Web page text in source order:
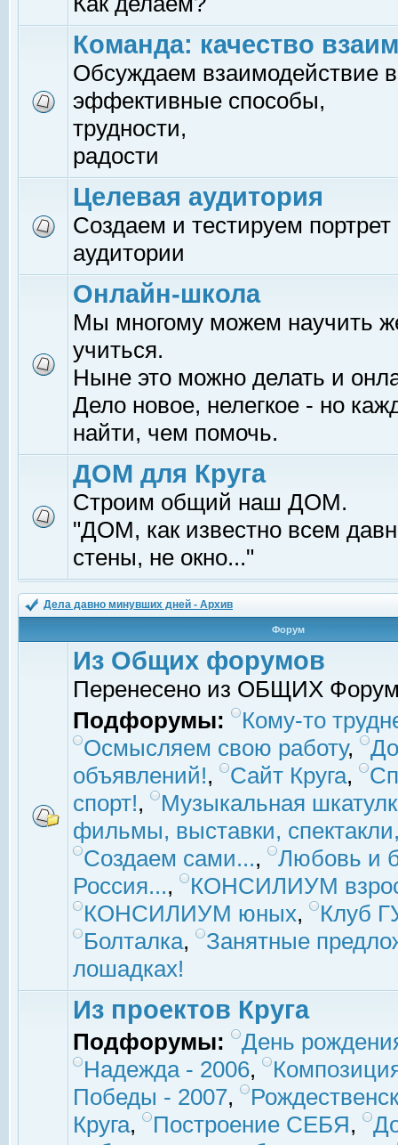
Команда: качество
Обсуждаем взаимодействие
эффективные способы,
трудности,
радости
Целевая аудитория
Создаем и тестируем
аудитории
Онлайн-школа
Мы многому можем научить
учиться.
Ныне это можно делать и
Дело новое, нелегкое - но
найти, чем помочь.
ДОМ для Круга
Строим общий наш ДОМ.
"ДОМ, как известно всем
стены, не окно..."
Дела давно минувших дней - Архив
Форум
Из Общих форумов
Перенесено из ОБЩИХ
Подфорумы:
Кому-то
Осмысляем свою работу,
объявлений!, Сайт Круга,
спорт!,
Музыкальная
фильмы, выставки,
Создаем сами...,
Любовь и
Россия...,
КОНСИЛИУМ
КОНСИЛИУМ юных,
Клуб
Болталка,
Занятные
лошадках!
Из проектов Круга
Подфорумы:
День
Надежда - 2006,
Победы - 2007,
Круга, Построение СЕБЯ,